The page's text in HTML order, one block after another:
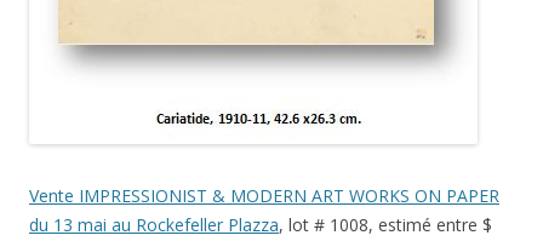
Vente IMPRESSIONIST & MODERN ART WORKS ON PAPER
du 13 mai au Rockefeller Plazza, lot # 1008, estimé entre $